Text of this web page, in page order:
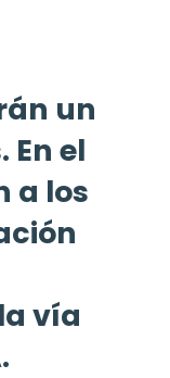
un
En el
a los
vía